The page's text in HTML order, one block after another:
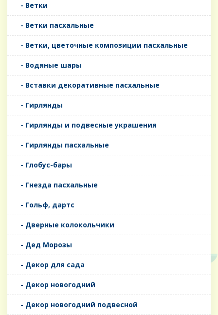
- Ветки
- Ветки пасхальные
- Ветки, цветочные композиции пасхальные
- Водяные шары
- Вставки декоративные пасхальные
- Гирлянды
- Гирлянды и подвесные украшения
- Гирлянды пасхальные
- Глобус-бары
- Гнезда пасхальные
- Гольф, дартс
- Дверные колокольчики
- Дед Морозы
- Декор для сада
- Декор новогодний
- Декор новогодний подвесной